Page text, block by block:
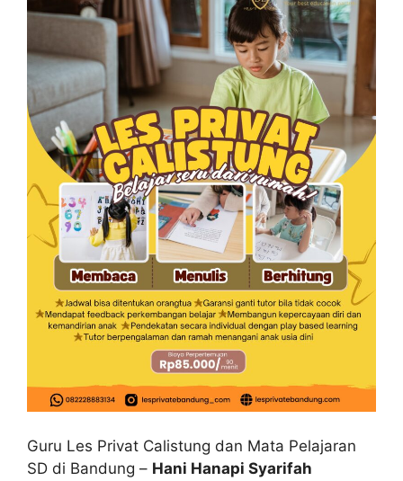
Guru Les Privat Calistung dan Mata Pelajaran
SD di Bandung – Hani Hanapi Syarifah